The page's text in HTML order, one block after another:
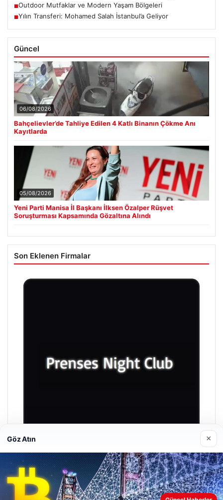
■Outdoor Mutfaklar ve Modern Yaşam Bölgeleri
■Yılın Transferi: Mohamed Salah İstanbul’a Geliyor
Güncel
06/08/2026
Bahçelievler’de Tahliye Edilen 4 Katlı Binanın Çökme Anı
Kayıtlarda
05/08/2026
Yeni Parti Manisa İl Başkanı İlksen Özalper Rüşvet
Soruşturması Kapsamında Gözaltına Alındı
Son Eklenen Firmalar
Prenses Night Club
29/04/2026
Göz Atın ×